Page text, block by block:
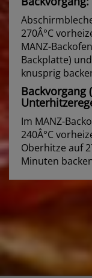
270Â°C
MANZ-
Backplatte)
knusprig
Backvorgang
Im MANZ-
240Â°C
Oberhitze auf
Minuten